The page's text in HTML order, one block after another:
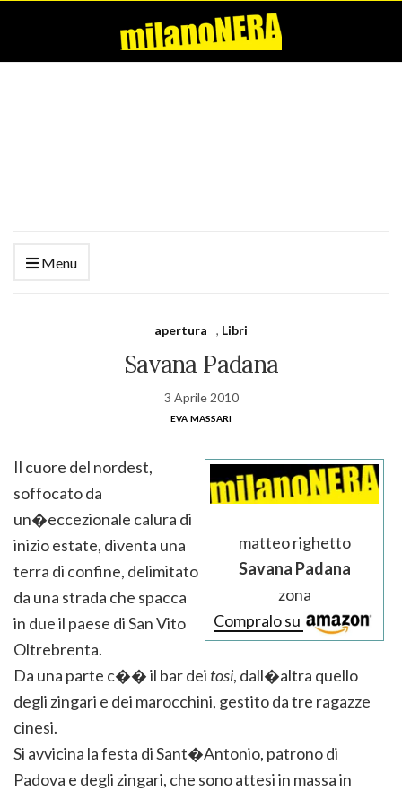
Menu
apertura , Libri
Savana Padana
3 Aprile 2010
eva massari
matteo righetto
Savana Padana
zona
Compralo su
Il cuore del nordest,
soffocato da
un�eccezionale calura di
inizio estate, diventa una
terra di confine, delimitato
da una strada che spacca
in due il paese di San Vito
Oltrebrenta.
Da una parte c�� il bar dei tosi, dall�altra quello
degli zingari e dei marocchini, gestito da tre ragazze
cinesi.
Si avvicina la festa di Sant�Antonio, patrono di
Padova e degli zingari, che sono attesi in massa in